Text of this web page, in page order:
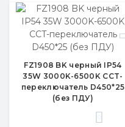
FZ1908 BK черный IP54
35W 3000K-6500K CCT-
переключатель D450*25
(без ПДУ)